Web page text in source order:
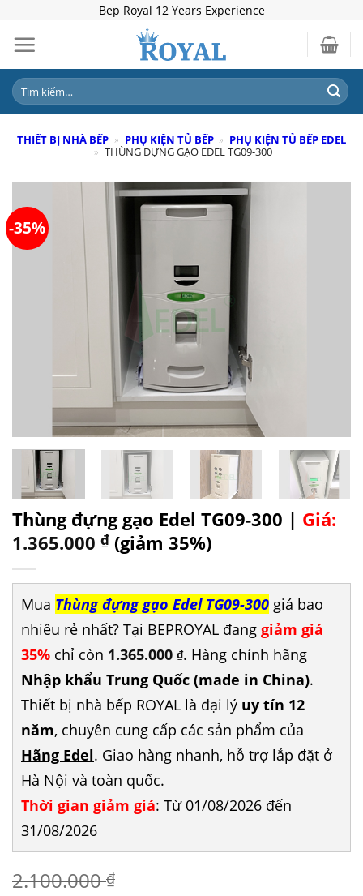
content
Bep Royal 12 Years Experience
Tìm
kiếm:
THIẾT BỊ NHÀ BẾP » PHỤ KIỆN TỦ BẾP » PHỤ KIỆN TỦ BẾP EDEL
» THÙNG ĐỰNG GẠO EDEL TG09-300
-35%
Thùng đựng gạo Edel TG09-300 | Giá:
1.365.000 ₫ (giảm 35%)
Mua Thùng đựng gạo Edel TG09-300 giá bao
nhiêu rẻ nhất? Tại BEPROYAL đang giảm giá
35% chỉ còn 1.365.000 ₫. Hàng chính hãng
Nhập khẩu Trung Quốc (made in China).
Thiết bị nhà bếp ROYAL là đại lý uy tín 12
năm, chuyên cung cấp các sản phẩm của
Hãng Edel. Giao hàng nhanh, hỗ trợ lắp đặt ở
Hà Nội và toàn quốc.
Thời gian giảm giá: Từ 01/08/2026 đến
31/08/2026
2.100.000₫